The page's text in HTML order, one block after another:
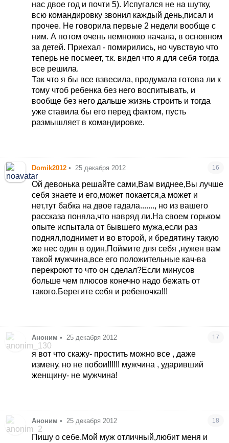
нас двое год и почти 5). Испугался не на шутку,
всю командировку звонил каждый день,писал и
прочее. Не говорила первые 2 недели вообще с
ним. А потом очень немножко начала, в основном
за детей. Приехал - помирились, но чувствую что
теперь не посмеет, т.к. видел что я для себя тогда
все решила.
Так что я бы все взвесила, продумала готова ли к
тому чтоб ребенка без него воспитывать, и
вообще без него дальше жизнь строить и тогда
уже ставила бы его перед фактом, пусть
размышляет в командировке.
Domik2012 • 25 декабря 2012 16
Ой девонька решайте сами,Вам виднее,Вы лучше
себя знаете и его,может покается,а может и
нет,тут бабка на двое гадала......., но из вашего
рассказа поняла,что навряд ли.На своем горьком
опыте испытала от бывшего мужа,если раз
поднял,поднимет и во второй, и бредятину такую
же нес один в один,Поймите для себя ,нужен вам
такой мужчина,все его положительные кач-ва
перекроют то что он сделал?Если минусов
больше чем плюсов конечно надо бежать от
такого.Берегите себя и ребеночка!!!
Аноним • 25 декабря 2012 17
я вот что скажу- простить можно все , даже
измену, но не побои!!!!!! мужчина , ударивший
женщину- не мужчина!
Аноним • 25 декабря 2012 18
Пишу о себе.Мой муж отличный,любит меня и